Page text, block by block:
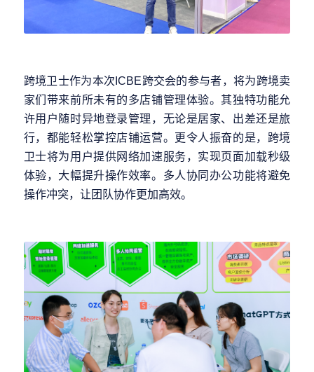
跨境卫士作为本次ICBE跨交会的参与者，将为跨境卖
家们带来前所未有的多店铺管理体验。其独特功能允
许用户随时异地登录管理，无论是居家、出差还是旅
行，都能轻松掌控店铺运营。更令人振奋的是，跨境
卫士将为用户提供网络加速服务，实现页面加载秒级
体验，大幅提升操作效率。多人协同办公功能将避免
操作冲突，让团队协作更加高效。